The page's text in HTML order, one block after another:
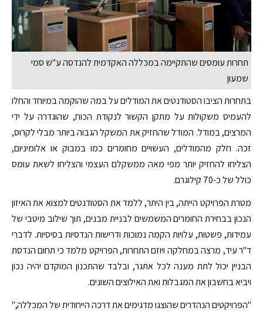
תחרות עומסים שהתקיימה במכללה האקדמית להנדסה ע"ש סמי
שמעון
בתחרות הציבו הסטודנטים את המודלים על במה שהוקמה במיוחד והחלו
להעמיס משקולות על מתקן הקשור לנקודת הכוח, שהוגדרה על ידי
המרצים, במודל. המודל שהחזיק את המשקל הגבוה ביותר מבלי לקרוס,
זכה. חלק מהמודלים, העשויים מחומרים כמו במבוק או אלומיניום,
הצליחו להחזיק יותר מפי מאה ממשקלם העצמי והצליחו לשאת עומס
כולל של כ-70 קילוגרם.
מטרת הפרויקט הייתה, בין היתר, ללמד את הסטודנטים למצוא את האיזון
הנכון בבחירת החומרים המשמשים לבניית מבנים, תוך שילוב מיטבי של
עמידות, פשטות, עלויות הקמה נמוכות ודרישות הנדסיות בסיסיות. לדברי
ד"ר עיד, מרצה במחלקה ויוזם התחרות, הפרויקט מלמד כי תחום הנדסת
הבניין יכול לתת מענה לכל אתגר, ובלבד שהתכנון המוקדם יהיה נכון
ויביא בחשבון את המגבלות ואת האילוצים השונים.
"הפרויקטים הנהדרים שהוצגו מדגימים את דרכה הייחודית של המכללה,"